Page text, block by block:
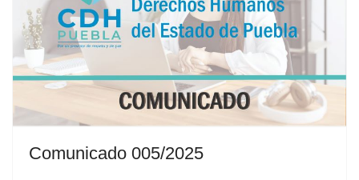
Comunicado 005/2025